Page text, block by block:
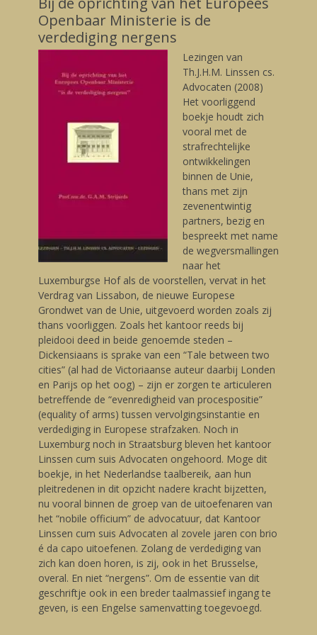
Openbaar Ministerie is de
verdediging nergens
Lezingen van
Th.J.H.M. Linssen cs.
Advocaten (2008)
Het voorliggend
boekje houdt zich
vooral met de
strafrechtelijke
ontwikkelingen
binnen de Unie,
thans met zijn
zevenentwintig
partners, bezig en
bespreekt met name
de wegversmallingen
naar het
Luxemburgse Hof als de voorstellen, vervat in het
Verdrag van Lissabon, de nieuwe Europese
Grondwet van de Unie, uitgevoerd worden zoals zij
thans voorliggen. Zoals het kantoor reeds bij
pleidooi deed in beide genoemde steden –
Dickensiaans is sprake van een “Tale between two
cities” (al had de Victoriaanse auteur daarbij Londen
en Parijs op het oog) – zijn er zorgen te articuleren
betreffende de “evenredigheid van procespositie”
(equality of arms) tussen vervolgingsinstantie en
verdediging in Europese strafzaken. Noch in
Luxemburg noch in Straatsburg bleven het kantoor
Linssen cum suis Advocaten ongehoord. Moge dit
boekje, in het Nederlandse taalbereik, aan hun
pleitredenen in dit opzicht nadere kracht bijzetten,
nu vooral binnen de groep van de uitoefenaren van
het “nobile officium” de advocatuur, dat Kantoor
Linssen cum suis Advocaten al zovele jaren con brio
é da capo uitoefenen. Zolang de verdediging van
zich kan doen horen, is zij, ook in het Brusselse,
overal. En niet “nergens”. Om de essentie van dit
geschriftje ook in een breder taalmassief ingang te
geven, is een Engelse samenvatting toegevoegd.